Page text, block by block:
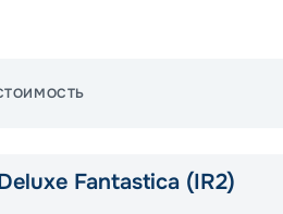
Fantastica (IR2)